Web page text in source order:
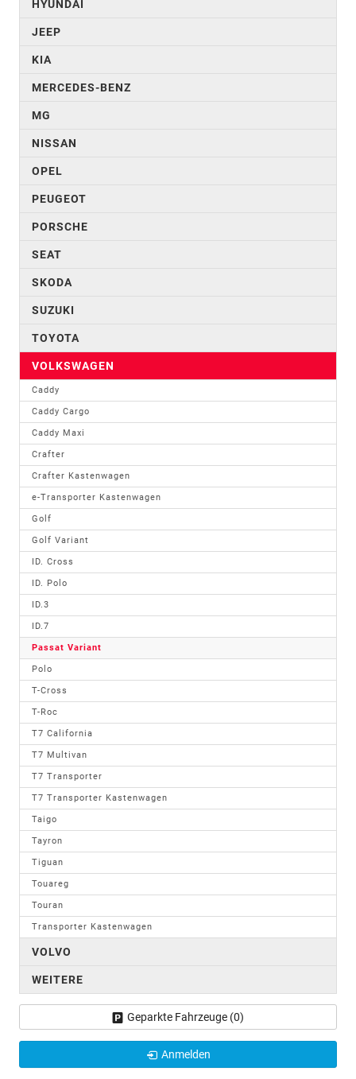
HYUNDAI
JEEP
KIA
MERCEDES-BENZ
MG
NISSAN
OPEL
PEUGEOT
PORSCHE
SEAT
SKODA
SUZUKI
TOYOTA
VOLKSWAGEN
Caddy
Caddy Cargo
Caddy Maxi
Crafter
Crafter Kastenwagen
e-Transporter Kastenwagen
Golf
Golf Variant
ID. Cross
ID. Polo
ID.3
ID.7
Passat Variant
Polo
T-Cross
T-Roc
T7 California
T7 Multivan
T7 Transporter
T7 Transporter Kastenwagen
Taigo
Tayron
Tiguan
Touareg
Touran
Transporter Kastenwagen
VOLVO
WEITERE
Geparkte Fahrzeuge (0)
Anmelden